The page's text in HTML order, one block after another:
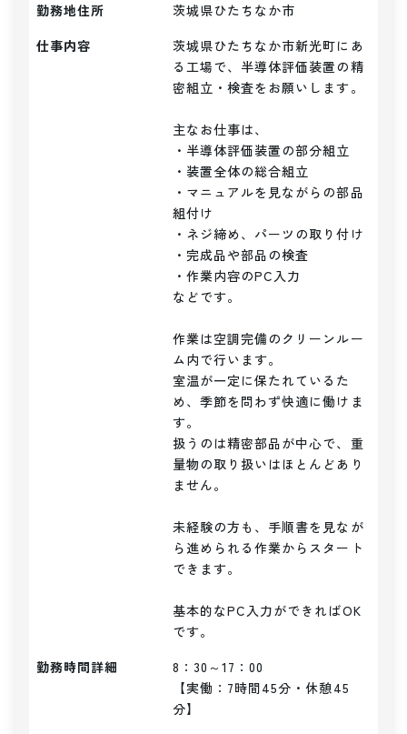
勤務地住所
茨城県ひたちなか市
仕事内容
茨城県ひたちなか市新光町にあ
る工場で、半導体評価装置の精
密組立・検査をお願いします。
主なお仕事は、
・半導体評価装置の部分組立
・装置全体の総合組立
・マニュアルを見ながらの部品
組付け
・ネジ締め、パーツの取り付け
・完成品や部品の検査
・作業内容のPC入力
などです。
作業は空調完備のクリーンルー
ム内で行います。
室温が一定に保たれているた
め、季節を問わず快適に働けま
す。
扱うのは精密部品が中心で、重
量物の取り扱いはほとんどあり
ません。
未経験の方も、手順書を見なが
ら進められる作業からスタート
できます。
基本的なPC入力ができればOK
勤務時間詳細
8：30～17：00
【実働：7時間45分・休憩45
分】